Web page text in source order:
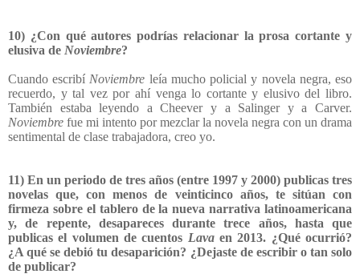
10) ¿Con qué autores podrías relacionar la prosa cortante y
elusiva de Noviembre?
Cuando escribí Noviembre leía mucho policial y novela negra, eso
recuerdo, y tal vez por ahí venga lo cortante y elusivo del libro.
También estaba leyendo a Cheever y a Salinger y a Carver.
Noviembre fue mi intento por mezclar la novela negra con un drama
sentimental de clase trabajadora, creo yo.
11) En un periodo de tres años (entre 1997 y 2000) publicas tres
novelas que, con menos de veinticinco años, te sitúan con
firmeza sobre el tablero de la nueva narrativa latinoamericana
y, de repente, desapareces durante trece años, hasta que
publicas el volumen de cuentos Lavaen 2013. ¿Qué ocurrió?
¿A qué se debió tu desaparición? ¿Dejaste de escribir o tan solo
de publicar?